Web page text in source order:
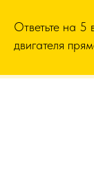
Ответьте на 5
двигателя